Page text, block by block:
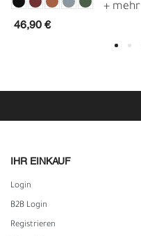
46,90 €
IHR EINKAUF
Login
B2B Login
Registrieren